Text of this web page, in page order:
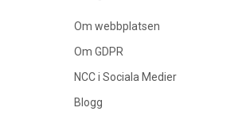
Om webbplatsen
Om GDPR
NCC i Sociala Medier
Blogg